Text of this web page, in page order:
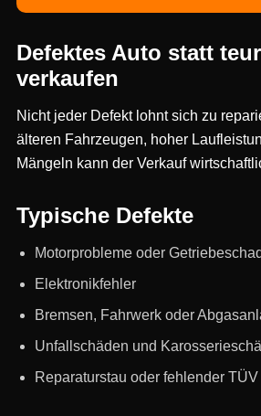
Defektes Auto statt
verkaufen
Nicht jeder Defekt lohnt sich zu
älteren Fahrzeugen, hoher
Mängeln kann der Verkauf
Typische Defekte
Motorprobleme oder
Elektronikfehler
Bremsen, Fahrwerk oder
Unfallschäden und
Reparaturstau oder fehlender TÜV